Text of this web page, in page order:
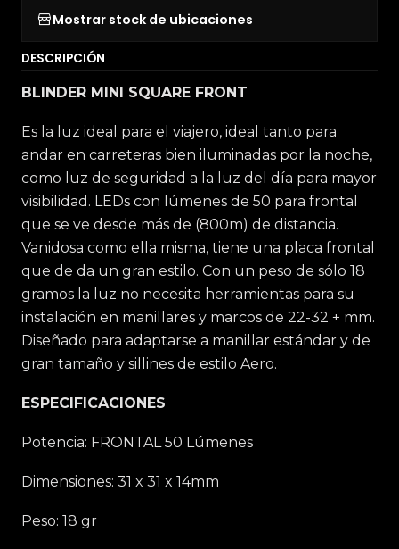
Mostrar stock de ubicaciones
DESCRIPCIÓN
BLINDER MINI SQUARE FRONT
Es la luz ideal para el viajero, ideal tanto para
andar en carreteras bien iluminadas por la noche,
como luz de seguridad a la luz del día para mayor
visibilidad. LEDs con lúmenes de 50 para frontal
que se ve desde más de (800m) de distancia.
Vanidosa como ella misma, tiene una placa frontal
que de da un gran estilo. Con un peso de sólo 18
gramos la luz no necesita herramientas para su
instalación en manillares y marcos de 22-32 + mm.
Diseñado para adaptarse a manillar estándar y de
gran tamaño y sillines de estilo Aero.
ESPECIFICACIONES
Potencia: FRONTAL 50 Lúmenes
Dimensiones: 31 x 31 x 14mm
Peso: 18 gr